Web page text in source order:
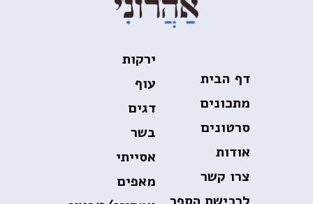
דף הבית
מתכונים
סרטונים
אודות
צרו קשר
ירקות
עוף
דגים
בשר
אסייתי
מאפים